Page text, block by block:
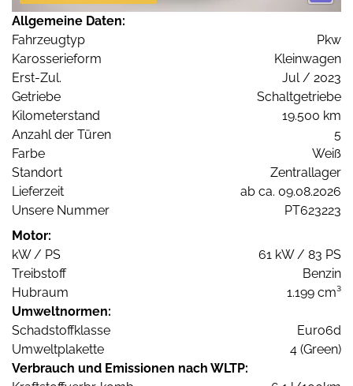
Allgemeine Daten:
Fahrzeugtyp
Pkw
Karosserieform
Kleinwagen
Erst-Zul.
Jul / 2023
Getriebe
Schaltgetriebe
Kilometerstand
19.500 km
Anzahl der Türen
5
Farbe
Weiß
Standort
Zentrallager
Lieferzeit
ab ca. 09.08.2026
Unsere Nummer
PT623223
Motor:
kW / PS
61 kW / 83 PS
Treibstoff
Benzin
Hubraum
1.199 cm³
Umweltnormen:
Schadstoffklasse
Euro6d
Umweltplakette
4 (Green)
Verbrauch und Emissionen nach WLTP: